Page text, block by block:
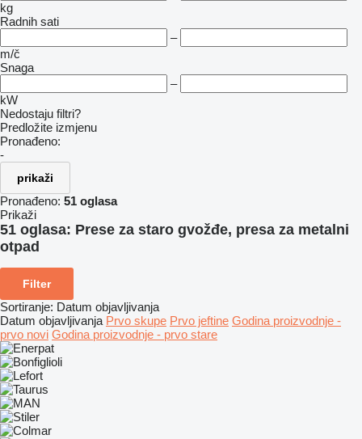
kg
Radnih sati
–
m/č
Snaga
–
kW
Nedostaju filtri?
Predložite izmjenu
Pronađeno:
-
prikaži
Pronađeno: 51 oglasa
Prikaži
51 oglasa: Prese za staro gvožđe, presa za metalni
otpad
Filter
Sortiranje: Datum objavljivanja
Datum objavljivanja Prvo skupe Prvo jeftine Godina proizvodnje -
prvo novi Godina proizvodnje - prvo stare